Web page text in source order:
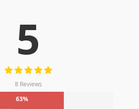
5
8 Reviews
63%